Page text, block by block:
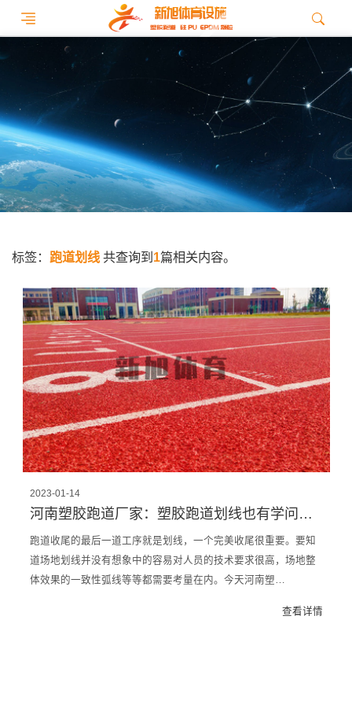
标签： 跑道划线 共查询到 1篇相关内容。
2023-01-14
河南塑胶跑道厂家：塑胶跑道划线也有学问，专业的都这样做！
跑道收尾的最后一道工序就是划线，一个完美收尾很重要。要知
道场地划线并没有想象中的容易对人员的技术要求很高，场地整
体效果的一致性弧线等等都需要考量在内。今天河南塑…
查看详情